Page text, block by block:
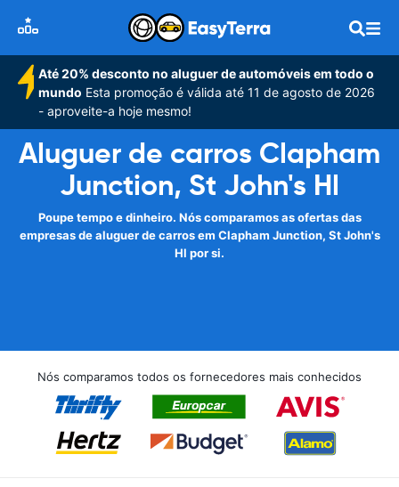
Até 20% desconto no aluguer de automóveis em todo o
mundo Esta promoção é válida até 11 de agosto de 2026
- aproveite-a hoje mesmo!
Aluguer de carros Clapham
Junction, St John's Hl
Poupe tempo e dinheiro. Nós comparamos as ofertas das
empresas de aluguer de carros em Clapham Junction, St John's
Hl por si.
Nós comparamos todos os fornecedores mais conhecidos